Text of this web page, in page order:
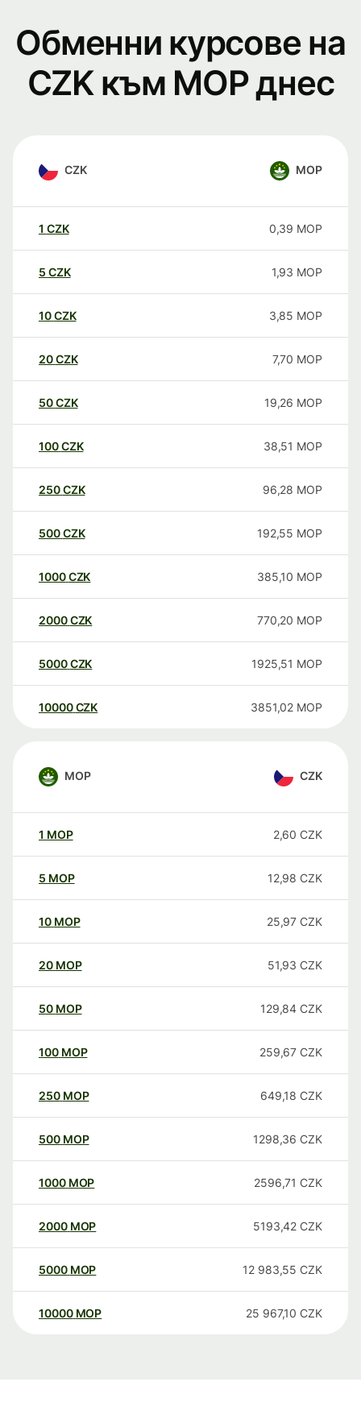
Обменни курсове на
CZK към MOP днес
CZK MOP
1 CZK 0,39 MOP
5 CZK 1,93 MOP
10CZK 3,85 MOP
20CZK 7,70 MOP
50CZK 19,26 MOP
100CZK 38,51 MOP
250CZK 96,28 MOP
500CZK 192,55 MOP
1000CZK 385,10 MOP
2000CZK 770,20 MOP
5000CZK 1925,51 MOP
10000 CZK 3851,02 MOP
MOP CZK
1 MOP 2,60 CZK
5 MOP 12,98 CZK
10 MOP 25,97 CZK
20 MOP 51,93 CZK
50 MOP 129,84 CZK
100 MOP 259,67 CZK
250 MOP 649,18 CZK
500 MOP 1298,36 CZK
1000 MOP 2596,71 CZK
2000 MOP 5193,42 CZK
5000 MOP 12 983,55 CZK
10000 MOP 25 967,10 CZK